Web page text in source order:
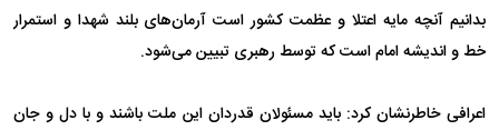
بدانیم آنچه مایه اعتلا و عظمت کشور است آرمان‌های بلند شهدا و استمرار
خط و اندیشه امام است که توسط رهبری تبیین می‌شود.
اعرافی خاطرنشان کرد: باید مسئولان قدردان این ملت باشند و با دل‌ و جان